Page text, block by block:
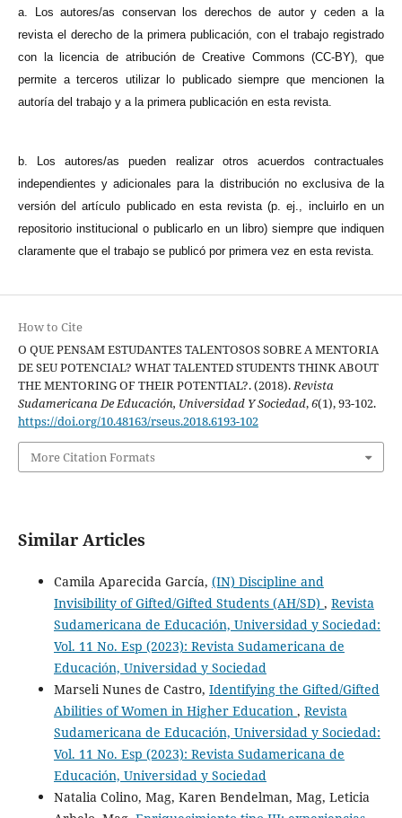
a. Los autores/as conservan los derechos de autor y ceden a la
revista el derecho de la primera publicación, con el trabajo registrado
con la licencia de atribución de Creative Commons (CC-BY), que
permite a terceros utilizar lo publicado siempre que mencionen la
autoría del trabajo y a la primera publicación en esta revista.
b. Los autores/as pueden realizar otros acuerdos contractuales
independientes y adicionales para la distribución no exclusiva de la
versión del artículo publicado en esta revista (p. ej., incluirlo en un
repositorio institucional o publicarlo en un libro) siempre que indiquen
claramente que el trabajo se publicó por primera vez en esta revista.
How to Cite
O QUE PENSAM ESTUDANTES TALENTOSOS SOBRE A MENTORIA
DE SEU POTENCIAL? WHAT TALENTED STUDENTS THINK ABOUT
THE MENTORING OF THEIR POTENTIAL?. (2018).Revista
Sudamericana De Educación, Universidad Y Sociedad,6(1), 93-102.
https://doi.org/10.48163/rseus.2018.6193-102
More Citation Formats
Similar Articles
Camila Aparecida García, (IN) Discipline and
Invisibility of Gifted/Gifted Students (AH/SD) , Revista
Sudamericana de Educación, Universidad y Sociedad:
Vol. 11 No. Esp (2023): Revista Sudamericana de
Educación, Universidad y Sociedad
Marseli Nunes de Castro, Identifying the Gifted/Gifted
Abilities of Women in Higher Education , Revista
Sudamericana de Educación, Universidad y Sociedad:
Vol. 11 No. Esp (2023): Revista Sudamericana de
Educación, Universidad y Sociedad
Natalia Colino, Mag, Karen Bendelman, Mag, Leticia